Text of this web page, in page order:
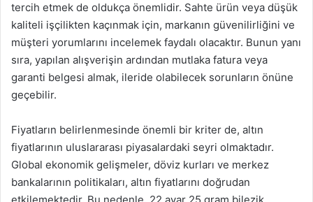
tercih etmek de oldukça önemlidir. Sahte ürün veya düşük
kaliteli işçilikten kaçınmak için, markanın güvenilirliğini ve
müşteri yorumlarını incelemek faydalı olacaktır. Bunun yanı
sıra, yapılan alışverişin ardından mutlaka fatura veya
garanti belgesi almak, ileride olabilecek sorunların önüne
geçebilir.
Fiyatların belirlenmesinde önemli bir kriter de, altın
fiyatlarının uluslararası piyasalardaki seyri olmaktadır.
Global ekonomik gelişmeler, döviz kurları ve merkez
bankalarının politikaları, altın fiyatlarını doğrudan